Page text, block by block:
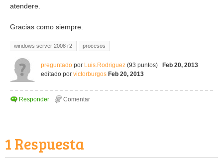
atendere.
Gracias como siempre.
windows server 2008 r2 procesos
preguntado por Luis.Rodriguez (93 puntos)
Feb 20, 2013
editado por victorburgos Feb 20, 2013
1 Respuesta